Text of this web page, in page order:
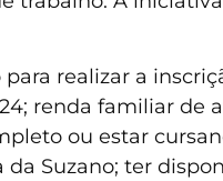
realizar a
renda familiar
ou estar
Suzano; ter